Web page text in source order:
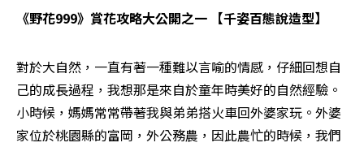
《野花999》賞花攻略大公開之一 【千姿百態說造型】
對於大自然，一直有著一種難以言喻的情感，仔細回想自
己的成長過程，我想那是來自於童年時美好的自然經驗。
小時候，媽媽常常帶著我與弟弟搭火車回外婆家玩。外婆
家位於桃園縣的富岡，外公務農，因此農忙的時候，我們